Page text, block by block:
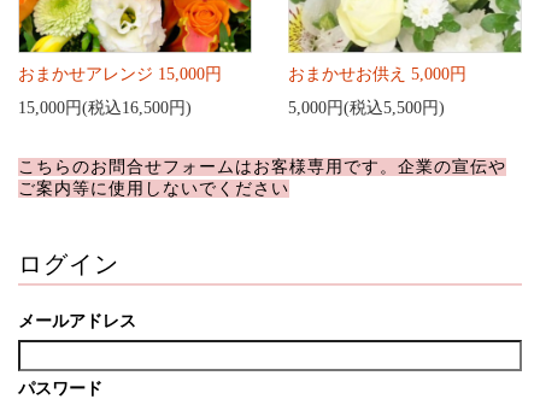
おまかせアレンジ 15,000円
15,000円(税込16,500円)
おまかせお供え 5,000円
5,000円(税込5,500円)
こちらのお問合せフォームはお客様専用です。企業の宣伝や
ご案内等に使用しないでください
ログイン
メールアドレス
パスワード